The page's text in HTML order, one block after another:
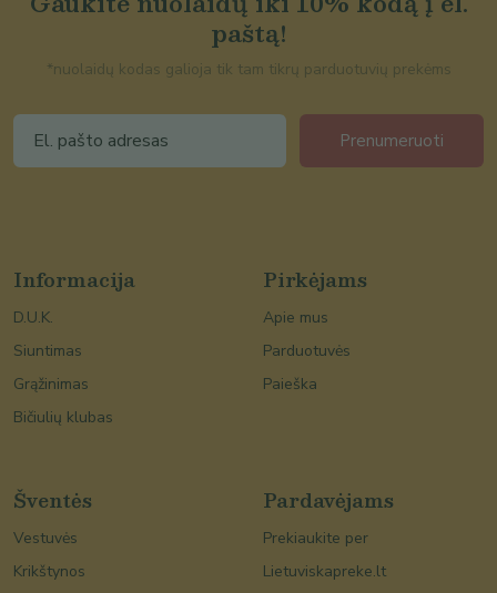
paštą!
*nuolaidų kodas galioja tik tam tikrų parduotuvių prekėms
Prenumeruoti
Informacija
D.U.K.
Siuntimas
Grąžinimas
Bičiulių klubas
Pirkėjams
Apie mus
Parduotuvės
Paieška
Šventės
Vestuvės
Krikštynos
Pardavėjams
Prekiaukite per
Lietuviskapreke.lt